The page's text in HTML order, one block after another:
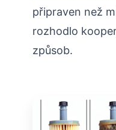
připraven než
rozhodlo
způsob.